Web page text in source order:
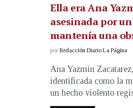
Ella era Ana
asesinada por
mantenía una
por Redacción Diario La Página
Ana Yazmín
identificada como la
un hecho violento